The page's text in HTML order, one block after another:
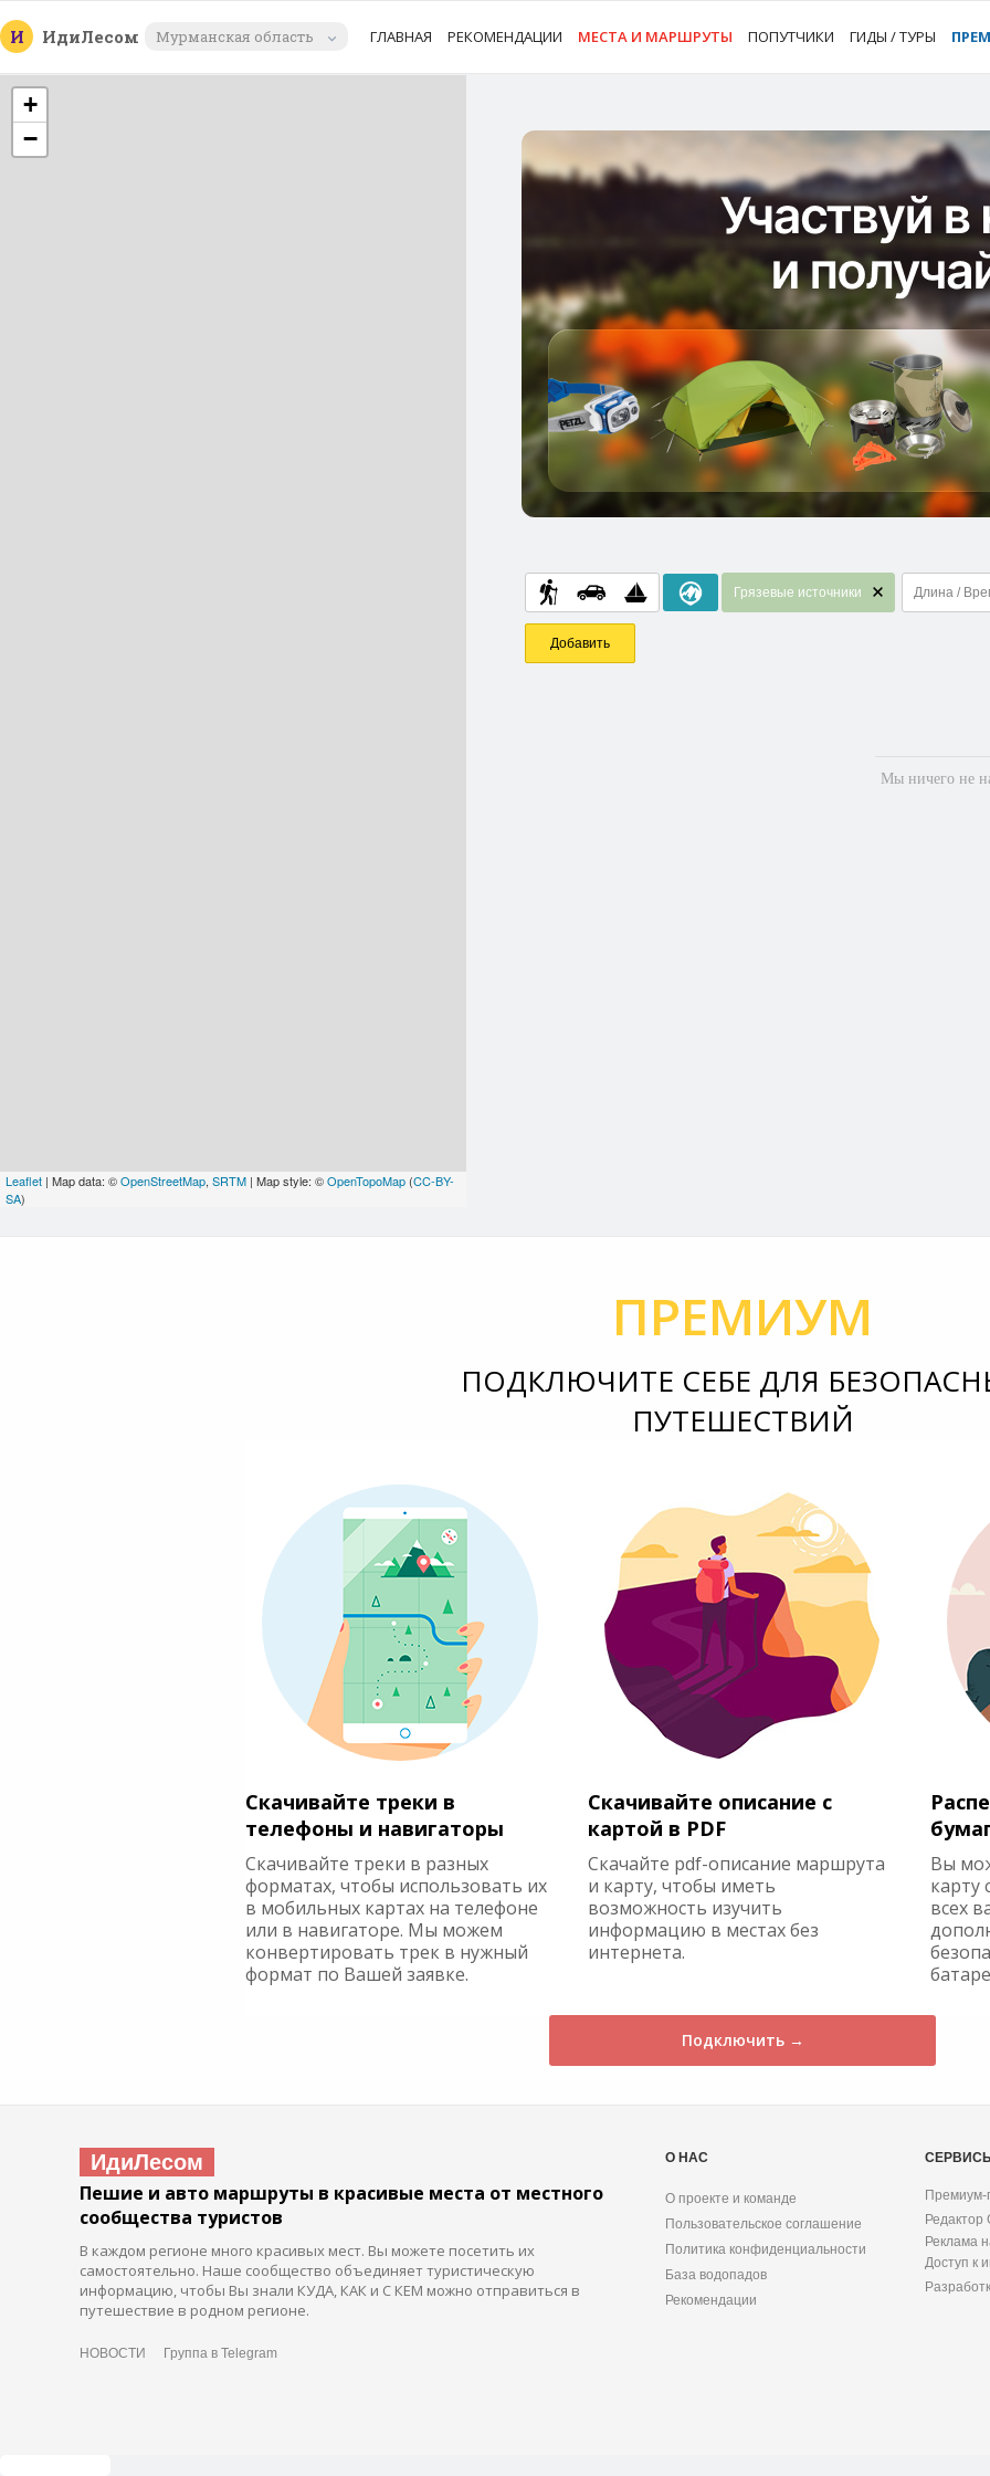
И ИдиЛесом Мурманская область ГЛАВНАЯ РЕКОМЕНДАЦИИ МЕСТА И МАРШРУТЫ ПОПУТЧИКИ ГИДЫ / ТУРЫ
+
−
Leaflet | Map data: ©OpenStreetMap, SRTM | Map style: ©OpenTopoMap (CC-BY-
SA)
Грязевые источники Длина /
Добавить
Мы ничего не
ПРЕМИУМ
ПОДКЛЮЧИТЕ СЕБЕ ДЛЯ
ПУТЕШЕСТВИЙ
Скачивайте треки в
телефоны и навигаторы
Скачивайте треки в разных
форматах, чтобы использовать их
в мобильных картах на телефоне
или в навигаторе. Мы можем
конвертировать трек в нужный
формат по Вашей заявке.
Скачивайте описание с
картой в PDF
Скачайте pdf-описание маршрута
и карту, чтобы иметь
возможность изучить
информацию в местах без
интернета.
Вы
карту
всех
Подключить →
ИдиЛесом
Пешие и авто маршруты в красивые места от местного
сообщества туристов
В каждом регионе много красивых мест. Вы можете посетить их
самостоятельно. Наше сообщество объединяет туристическую
информацию, чтобы Вы знали КУДА, КАК и С КЕМ можно отправиться в
путешествие в родном регионе.
НОВОСТИ Группа в Telegram
О НАС
О проекте и команде
Пользовательское соглашение
Политика конфиденциальности
База водопадов
Рекомендации
Премиум-
Редактор
Реклама
Доступ к